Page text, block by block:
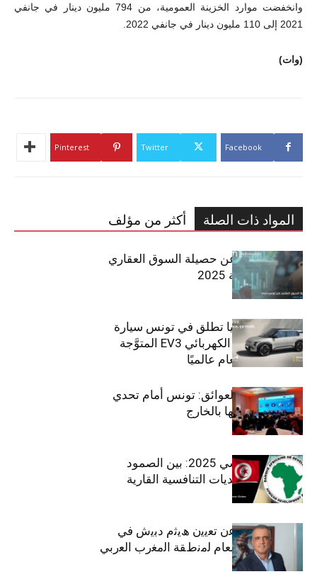
وانخفضت موارد الخزينة العمومية، من 794 مليون دينار في جانفي
2021 إلى 110 مليون دينار في جانفي 2022.
(وات)
Facebook
Twitter
Pinterest
المواد ذات الصلة أكثر من مؤلف
مبوب تكشف عن حصيلة السوق العقاري
في تونس لسنة 2025
سيتي كارز – كيا تطلق في تونس سيارة
الـدفع الرباعي الكهربائي EV3 المتوَّجة
بلقب سيارة العام عالميًا
بين الطموح والعوائق: تونس أمام تحدي
استعادة كفاءاتها بالخارج
الاقتصاد التونسي 2025: بين الصمود
الاجتماعي وتحديات التنافسية القارية
ﺗﯾﺗرا ﺑﺎك ﺗﻌﻠن ﻋن ﺗﻌﯾﯾن ھﯾﺛم دﺑﯾش ﻓﻲ
ﻣﻧﺻب اﻟﻣدﯾر اﻟﻌﺎم ﻟﻣﻧطﻘﺔ اﻟﻣﻐرب اﻟﻌرﺑﻲ
وﻏرب أﻓرﯾﻘﯾﺎ